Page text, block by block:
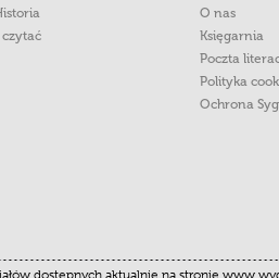
O nas
Księgarnia
Poczta
Polityka
Ochrona
dostępnych aktualnie na stronie